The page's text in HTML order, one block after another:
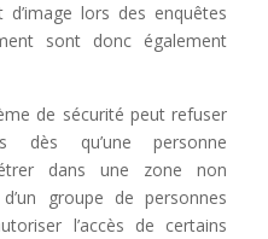
d’image lors des enquêtes
sont donc également
de sécurité peut refuser
dès qu’une personne
dans une zone non
groupe de personnes
l’accès de certains